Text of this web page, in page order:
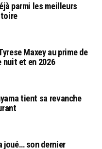
parmi les meilleurs
Maxey au prime de
nuit et en 2026
tient sa revanche
joué… son dernier